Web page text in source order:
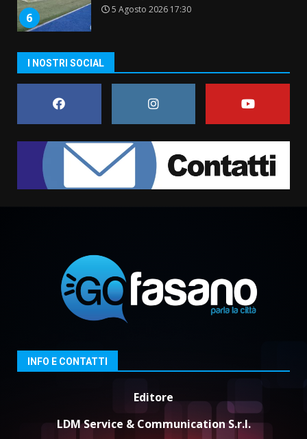
6
5 Agosto 2026 17:30
Truffatori in azione nelle
1
Fasanese ferito a colpi di arma
da fuoco
6 Agosto 2026 18:13
Comune di Fasano
6 Agosto 2026 14:16
3
Grazia Neglia, coordinatrice
cittadina di Fratelli d’Italia,
comunale
Cura dei beni comuni e
cittadinanza attiva: online
l’avviso per la gestione
I NOSTRI SOCIAL
INFO E CONTATTI
Editore
LDM Service & Communication S.r.l.